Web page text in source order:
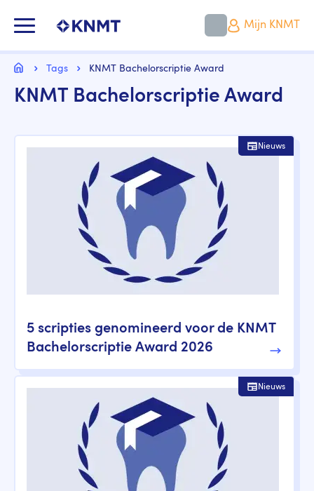
naar
gaan
Mijn KNMT
Kruimelpad
HomeTags KNMT Bachelorscriptie Award
KNMT Bachelorscriptie Award
5 scripties genomineerd voor de KNMT
Bachelorscriptie Award 2026
Nieuws
Nieuws